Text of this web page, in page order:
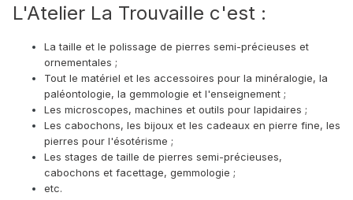
L'Atelier La Trouvaille c'est :
La taille et le polissage de pierres semi-précieuses et
ornementales ;
Tout le matériel et les accessoires pour la minéralogie, la
paléontologie, la gemmologie et l'enseignement ;
Les microscopes, machines et outils pour lapidaires ;
Les cabochons, les bijoux et les cadeaux en pierre fine, les
pierres pour l'ésotérisme ;
Les stages de taille de pierres semi-précieuses,
cabochons et facettage, gemmologie ;
etc.